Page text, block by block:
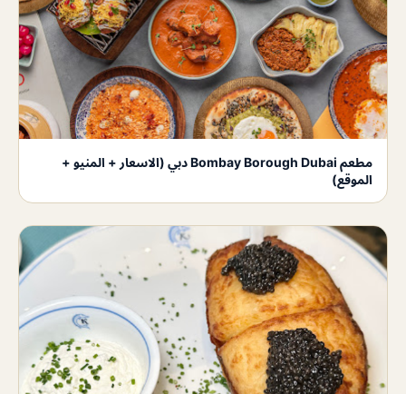
مطعم Bombay Borough Dubai دبي (الاسعار + المنيو +
الموقع)